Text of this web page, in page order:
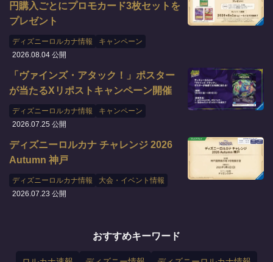
円購入ごとにプロモカード3枚セットを
プレゼント
ディズニーロルカナ情報
キャンペーン
2026.08.04 公開
「ヴァインズ・アタック！」ポスター
が当たるXリポストキャンペーン開催
ディズニーロルカナ情報
キャンペーン
2026.07.25 公開
ディズニーロルカナ チャレンジ 2026
Autumn 神戸
ディズニーロルカナ情報
大会・イベント情報
2026.07.23 公開
おすすめキーワード